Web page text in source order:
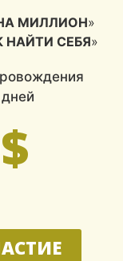
МИЛЛИОН»
НАЙТИ СЕБЯ»